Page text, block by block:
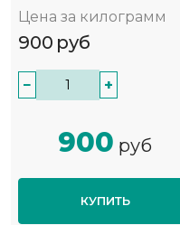
Цена за килограмм
900 руб
− +
900 руб
КУПИТЬ